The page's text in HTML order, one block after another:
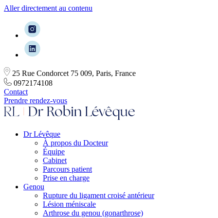
Aller directement au contenu
25 Rue Condorcet 75 009, Paris, France
0972174108
Contact
Prendre rendez-vous
Dr Lévêque
À propos du Docteur
Équipe
Cabinet
Parcours patient
Prise en charge
Genou
Rupture du ligament croisé antérieur
Lésion méniscale
Arthrose du genou (gonarthrose)